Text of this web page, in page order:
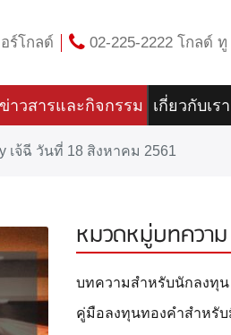
ร์โกลด์ 02-225-2222 โกลด์ ทู
าวสารและกิจกรรม เกี่ยวกับเรา
เจ้ฉี วันที่ 18 สิงหาคม 2561
หมวดหมู่บทความ
บทความสำหรับนักลงทุน
คู่มือลงทุนทองคำสำหรั